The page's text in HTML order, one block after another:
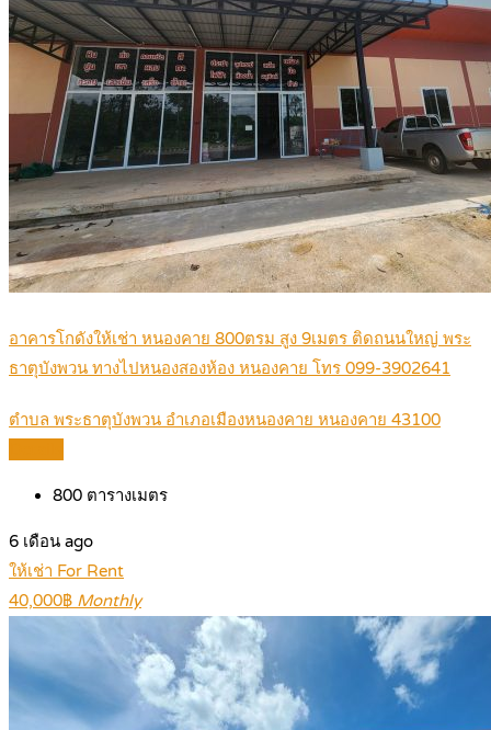
อาคารโกดังให้เช่า หนองคาย 800ตรม สูง 9เมตร ติดถนนใหญ่ พระ
ธาตุบังพวน ทางไปหนองสองห้อง หนองคาย โทร 099-3902641
ตำบล พระธาตุบังพวน อำเภอเมืองหนองคาย หนองคาย 43100
800 ตารางเมตร
6 เดือน ago
ให้เช่า For Rent
40,000฿ Monthly